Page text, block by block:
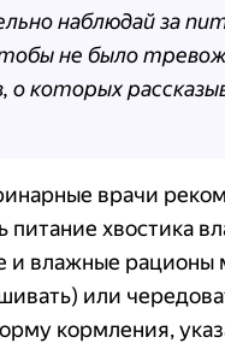
наблюдай за
не было
о которых
врачи
питание хвостика
и влажные рационы
или
кормления,